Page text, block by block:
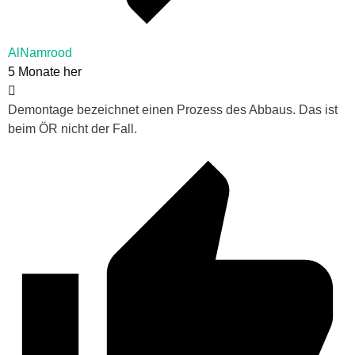
AlNamrood
5 Monate her
Demontage bezeichnet einen Prozess des Abbaus. Das ist
beim ÖR nicht der Fall.